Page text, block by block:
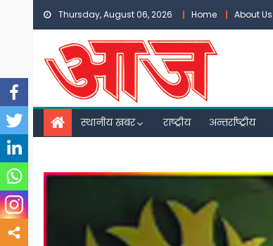
Skip
content
Thursday, August 06, 2026 Home About Us
स्थानीय खबर राष्ट्रीय अन्तर्राष्ट्रीय